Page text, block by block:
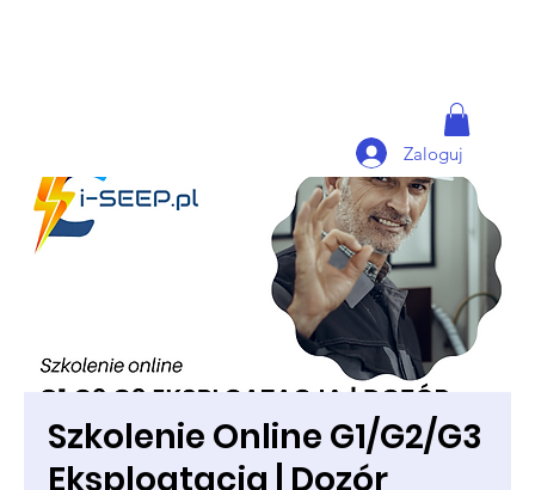
Zaloguj
Szkolenie Online G1/G2/G3
Eksploatacja | Dozór